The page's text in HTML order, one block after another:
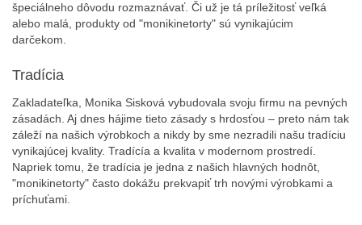
špeciálneho dôvodu rozmaznávať. Či už je tá príležitosť veľká
alebo malá, produkty od "monikinetorty" sú vynikajúcim
darčekom.
Tradícia
Zakladateľka, Monika Sisková vybudovala svoju firmu na pevných
zásadách. Aj dnes hájime tieto zásady s hrdosťou – preto nám tak
záleží na našich výrobkoch a nikdy by sme nezradili našu tradíciu
vynikajúcej kvality. Tradícía a kvalita v modernom prostredí.
Napriek tomu, že tradícia je jedna z našich hlavných hodnôt,
"monikinetorty" často dokážu prekvapiť trh novými výrobkami a
príchuťami.